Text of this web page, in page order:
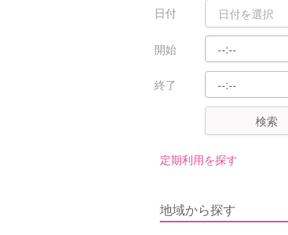
日付
開始
終了
検索
定期利用を探す
地域から探す